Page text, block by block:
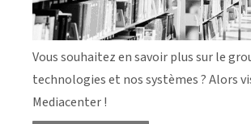
Vous souhaitez en savoir plus sur le
technologies et nos systèmes ? Alors
Mediacenter !